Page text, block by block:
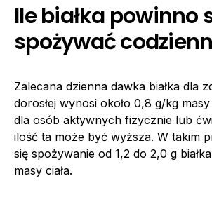
Ile białka powinno
spożywać
Zalecana dzienna dawka białka dla
dorosłej wynosi około 0,8 g/kg masy
dla osób aktywnych fizycznie lub
ilość ta może być wyższa. W takim
się spożywanie od 1,2 do 2,0 g
masy ciała.